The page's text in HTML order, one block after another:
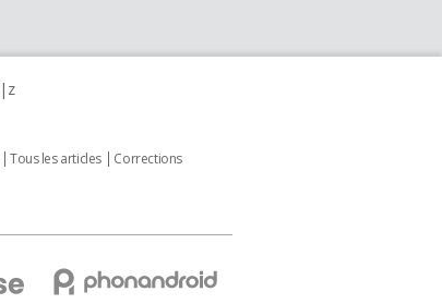
z
Tous les articles
Corrections